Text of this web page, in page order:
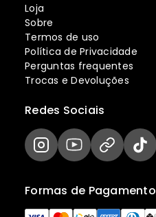
Loja
Sobre
Termos de uso
Política de Privacidade
Perguntas frequentes
Trocas e Devoluções
Formas de Pagamento
Redes Sociais